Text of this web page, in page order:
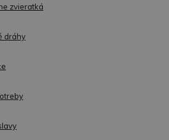
zvieratká
dráhy